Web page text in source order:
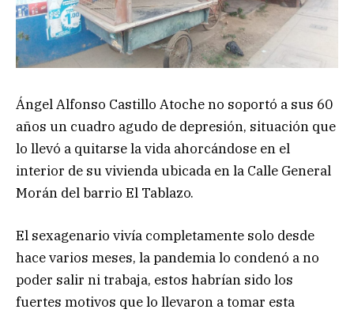
Ángel Alfonso Castillo Atoche no soportó a sus 60
años un cuadro agudo de depresión, situación que
lo llevó a quitarse la vida ahorcándose en el
interior de su vivienda ubicada en la Calle General
Morán del barrio El Tablazo.
El sexagenario vivía completamente solo desde
hace varios meses, la pandemia lo condenó a no
poder salir ni trabaja, estos habrían sido los
fuertes motivos que lo llevaron a tomar esta